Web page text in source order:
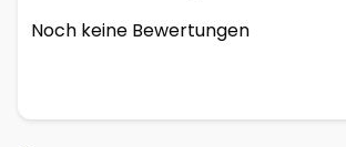
Noch keine Bewertungen